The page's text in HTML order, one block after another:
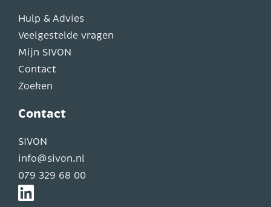
Hulp & Advies
Veelgestelde vragen
Mijn SIVON
Contact
Zoeken
Contact
SIVON
info@sivon.nl
079 329 68 00